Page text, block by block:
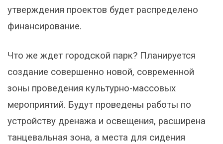
утверждения проектов будет распределено
финансирование.
Что же ждет городской парк? Планируется
создание совершенно новой, современной
зоны проведения культурно-массовых
мероприятий. Будут проведены работы по
устройству дренажа и освещения, расширена
танцевальная зона, а места для сидения